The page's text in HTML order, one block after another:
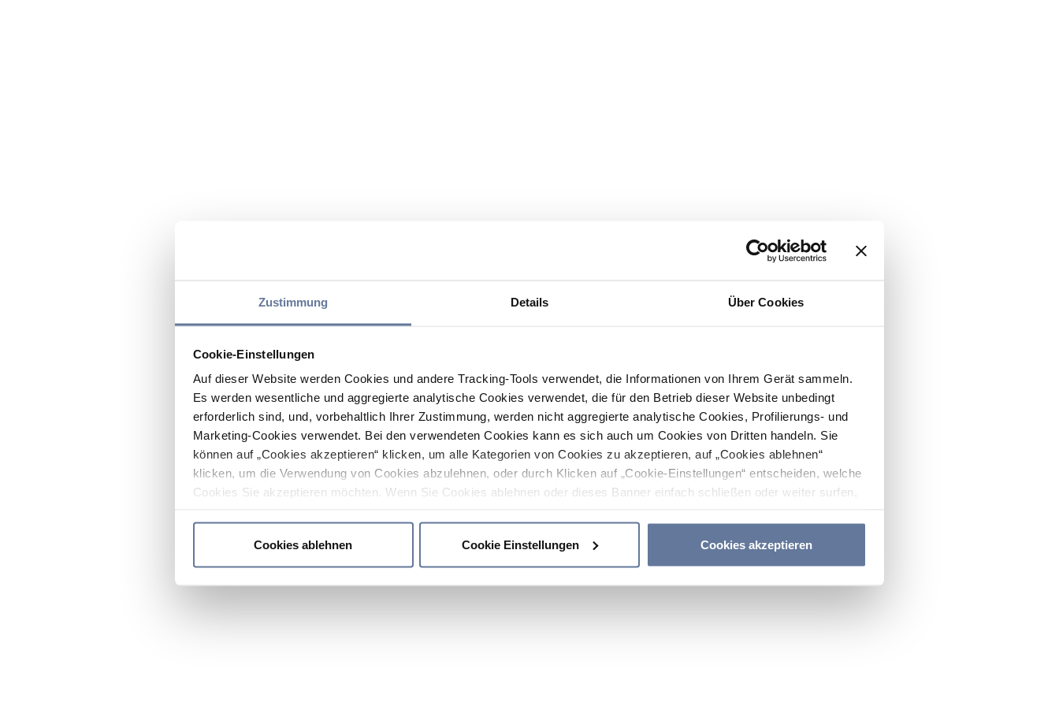
Zustimmung Details Über Cookies
Cookie-Einstellungen
Auf dieser Website werden Cookies und andere Tracking-Tools verwendet, die Informationen von Ihrem Gerät sammeln.
Es werden wesentliche und aggregierte analytische Cookies verwendet, die für den Betrieb dieser Website unbedingt
erforderlich sind, und, vorbehaltlich Ihrer Zustimmung, werden nicht aggregierte analytische Cookies, Profilierungs- und
Marketing-Cookies verwendet. Bei den verwendeten Cookies kann es sich auch um Cookies von Dritten handeln. Sie
können auf „Cookies akzeptieren“ klicken, um alle Kategorien von Cookies zu akzeptieren, auf „Cookies ablehnen“
klicken, um die Verwendung von Cookies abzulehnen, oder durch Klicken auf „Cookie-Einstellungen“ entscheiden, welche
Cookies Sie akzeptieren möchten. Wenn Sie Cookies ablehnen oder dieses Banner einfach schließen oder weiter surfen,
Cookies ablehnen
Cookie Einstellungen Cookies akzeptieren